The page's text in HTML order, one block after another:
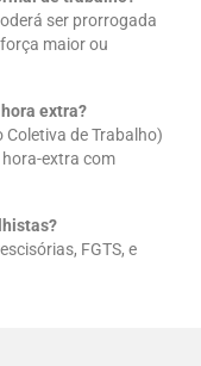
ser prorrogada
maior ou
extra?
Coletiva de Trabalho)
extra com
FGTS, e